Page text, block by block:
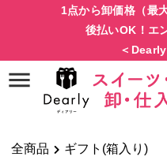
1点から卸価格（最
後払いOK！エ
＜
全商品 ギフト(箱入り)